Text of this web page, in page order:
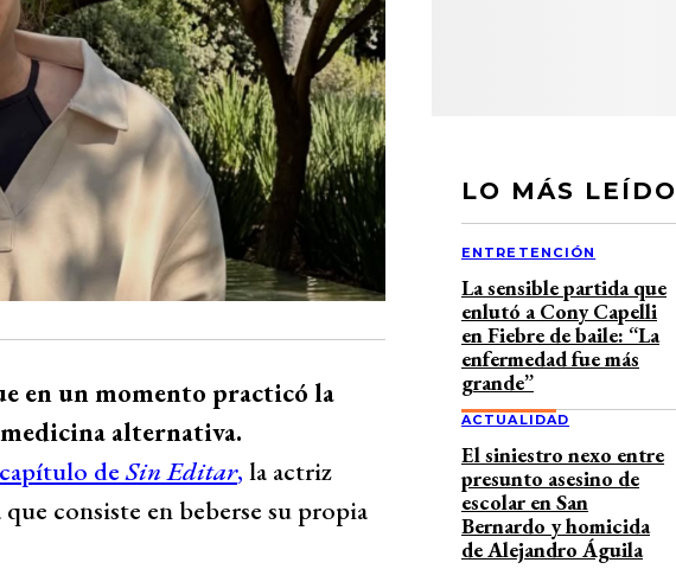
en un momento practicó la
alternativa.
deSin Editar, la actriz
consiste en beberse su propia
LO MÁS LEÍDO
ENTRETENCIÓN
La sensible partida que
enlutó a Cony Capelli
en Fiebre de baile: “La
enfermedad fue más
grande”
ACTUALIDAD
El siniestro nexo entre
presunto asesino de
escolar en San
Bernardo y homicida
de Alejandro Águila